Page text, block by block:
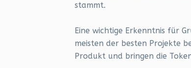
stammt.
Eine wichtige Erkenntnis für
meisten der besten Projekte
Produkt und bringen die